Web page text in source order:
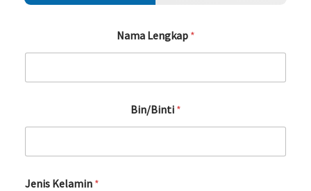
Nama Lengkap *
Bin/Binti *
Jenis Kelamin *